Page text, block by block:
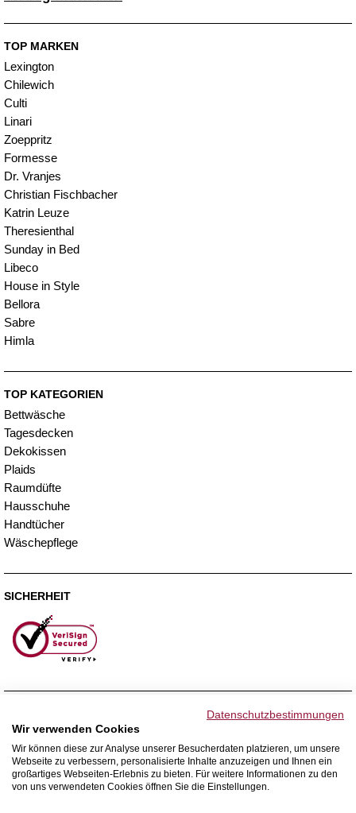
TOP MARKEN
Lexington
Chilewich
Culti
Linari
Zoeppritz
Formesse
Dr. Vranjes
Christian Fischbacher
Katrin Leuze
Theresienthal
Sunday in Bed
Libeco
House in Style
Bellora
Sabre
Himla
TOP KATEGORIEN
Bettwäsche
Tagesdecken
Dekokissen
Plaids
Raumdüfte
Hausschuhe
Handtücher
Wäschepflege
SICHERHEIT
WIR VERSENDEN MIT
Datenschutzbestimmungen
Wir verwenden Cookies
Wir können diese zur Analyse unserer Besucherdaten platzieren, um unsere
Webseite zu verbessern, personalisierte Inhalte anzuzeigen und Ihnen ein
großartiges Webseiten-Erlebnis zu bieten. Für weitere Informationen zu den
von uns verwendeten Cookies öffnen Sie die Einstellungen.